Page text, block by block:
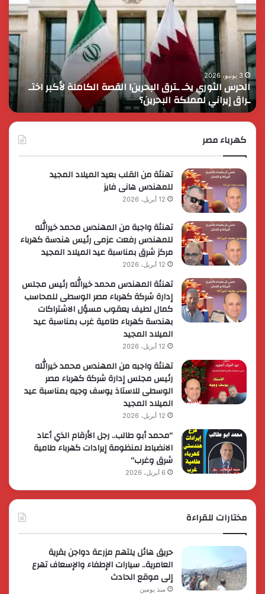
يخـ
ـترق
البحرين!
القصة
الكاملة
لأكبر
اختـ
ـراق
إيراني
لمملكة
البحرين؟
3 يونيو، 2026
الحرس الثوري يخـ ـترق البحرين! القصة الكاملة لأكبر اختـ
ـراق إيراني لمملكة البحرين؟
كهرباء مصر
تهنئة من القلب بعيد الميلاد المجيد
للمهندس هانى فايز
12 أبريل، 2026
تهنئة واجبة من المهندس محمد خيرالله
للمهندس رفعت عزمى رئيس هندسة كهرباء
مركز شرق بمناسبة عيد الميلاد المجيد
12 أبريل، 2026
تهنئة المهندس محمد خيرالله رئيس مجلس
إدارة شركة كهرباء مصر الوسطى للمحاسب
كمال لطيف يعقوب مسؤل الاشتراكات
بهندسة كهرباء طامية غرب بمناسبة عيد
الميلاد المجيد
12 أبريل، 2026
تهنئة واجبه من المهندس محمد خيرالله
رئيس مجلس إدارة شركة كهرباء مصر
الوسطى للاستاذ يوسف وجيه بمناسبة عيد
الميلاد المجيد
12 أبريل، 2026
“محمد أبو طالب.. رجل الأرقام الذي أعاد
الانضباط لمنظومة إيرادات كهرباء طامية
شرق وغرب”
6 أبريل، 2026
مختارات للقراءة
حريق هائل يلتهم مزرعة دواجن بقرية
العامرية.. سيارات الإطفاء والإسعاف تهرع
إلى موقع الحادث
منذ يومين